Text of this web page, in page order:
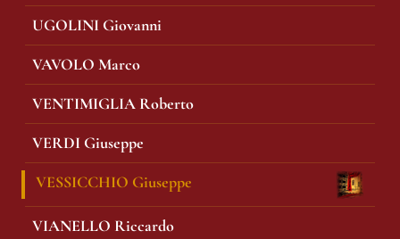
UGOLINI Giovanni
VAVOLO Marco
VENTIMIGLIA Roberto
VERDI Giuseppe
VESSICCHIO Giuseppe
VIANELLO Riccardo